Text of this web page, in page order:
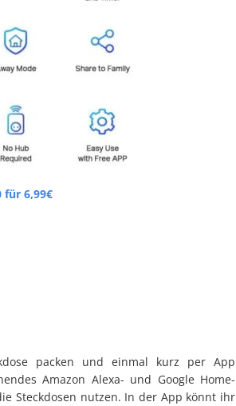
für 6,99€
packen und einmal kurz per App
Amazon Alexa- und Google Home-
Steckdosen nutzen. In der App könnt ihr